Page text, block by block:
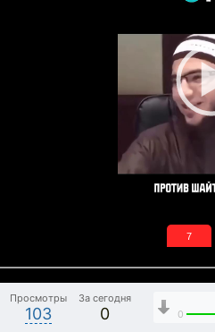
6
Просмотры
103
За сегодня
0 0